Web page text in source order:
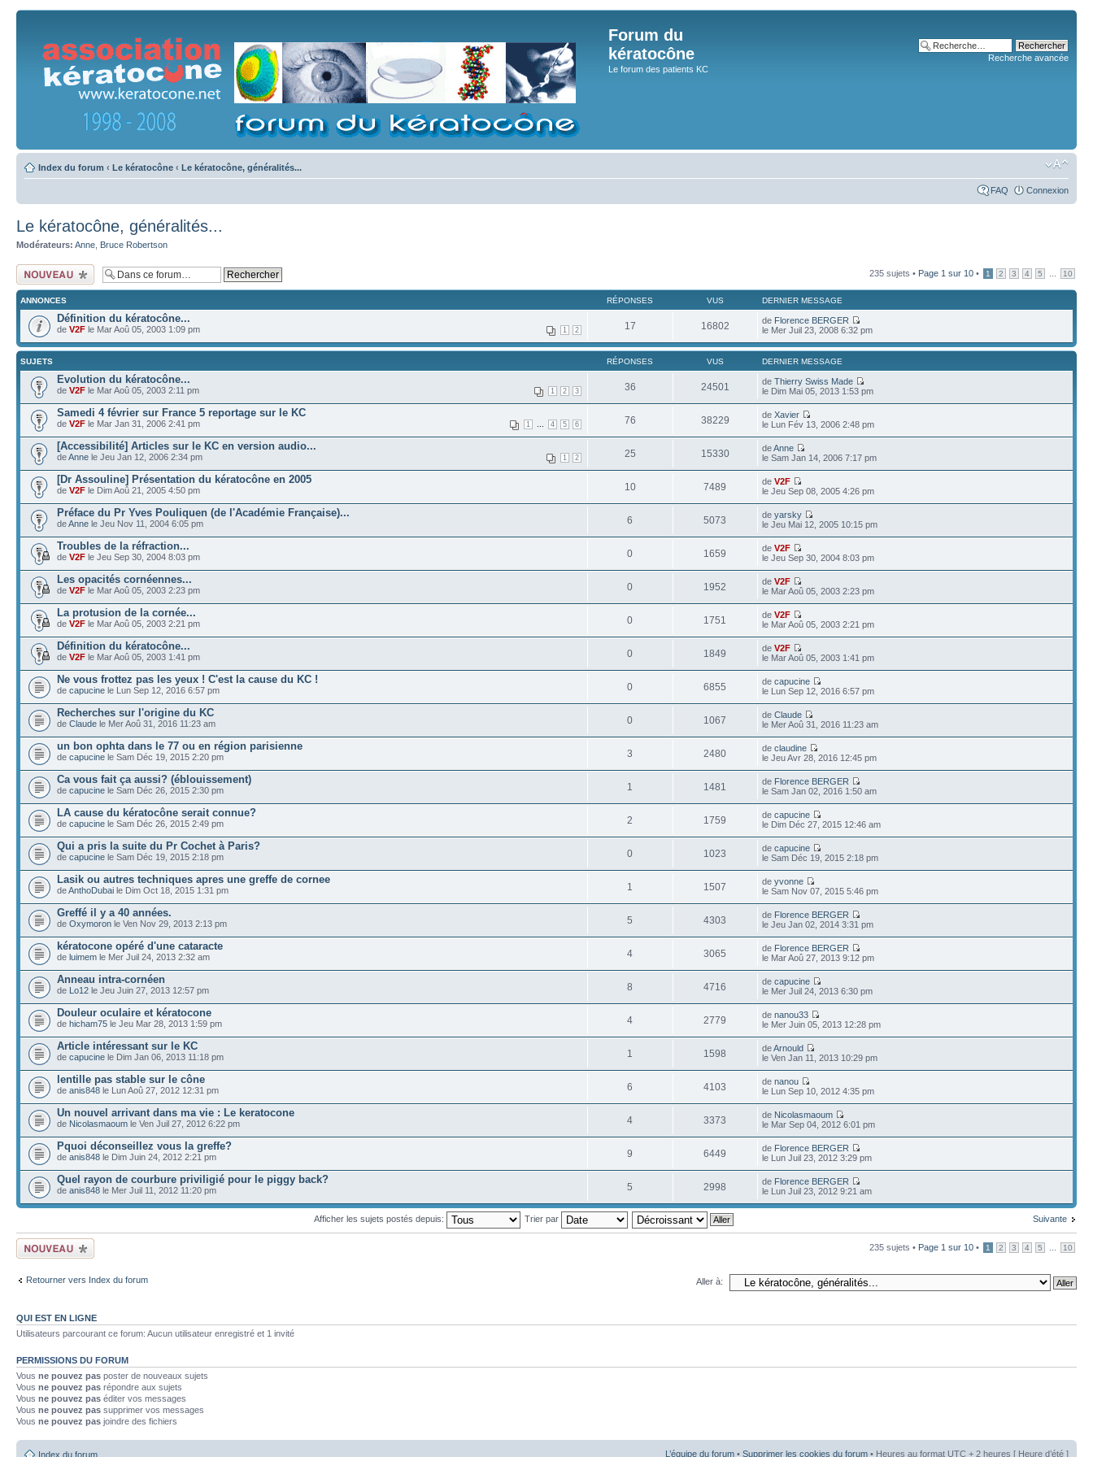
Forum du
kératocône
Le forum des patients KC
Recherche avancée
Index du forum ‹ Le kératocône ‹ Le kératocône, généralités...
FAQ Connexion
Le kératocône, généralités...
Modérateurs: Anne Bruce Robertson
Ecrire un nouveau
sujet
235 sujets • Page 1 sur 10 • 1 2 3 4 5 10
ANNONCES RÉPONSES VUS DERNIER MESSAGE
Définition du kératocône...
1 2
de V2F le Mar Aoû 05, 2003 1:09 pm 17 16802 de Florence BERGER
le Mer Juil 23, 2008 6:32 pm
SUJETS RÉPONSES VUS DERNIER MESSAGE
Evolution du kératocône...
1 2 3
de V2F le Mar Aoû 05, 2003 2:11 pm 36 24501 deThierry Swiss Made
le Dim Mai 05, 2013 1:53 pm
Samedi 4 février sur France 5 reportage sur le KC
1 4 5 6
de V2F le Mar Jan 31, 2006 2:41 pm 76 38229 deXavier
le Lun Fév 13, 2006 2:48 pm
[Accessibilité] Articles sur le KC en version audio...
1 2
deAnne le Jeu Jan 12, 2006 2:34 pm 25 15330 deAnne
le Sam Jan 14, 2006 7:17 pm
[Dr Assouline] Présentation du kératocône en 2005
de V2F le Dim Aoû 21, 2005 4:50 pm 10 7489 deV2F
le Jeu Sep 08, 2005 4:26 pm
Préface du Pr Yves Pouliquen (de l'Académie Française)...
deAnne le Jeu Nov 11, 2004 6:05 pm 6 5073 deyarsky
le Jeu Mai 12, 2005 10:15 pm
Troubles de la réfraction...
de V2F le Jeu Sep 30, 2004 8:03 pm 0 1659 deV2F
le Jeu Sep 30, 2004 8:03 pm
Les opacités cornéennes...
de V2F le Mar Aoû 05, 2003 2:23 pm 0 1952 deV2F
le Mar Aoû 05, 2003 2:23 pm
La protusion de la cornée...
de V2F le Mar Aoû 05, 2003 2:21 pm 0 1751 deV2F
le Mar Aoû 05, 2003 2:21 pm
Définition du kératocône...
de V2F le Mar Aoû 05, 2003 1:41 pm 0 1849 deV2F
le Mar Aoû 05, 2003 1:41 pm
Ne vous frottez pas les yeux ! C'est la cause du KC !
de capucine le Lun Sep 12, 2016 6:57 pm 0 6855 decapucine
le Lun Sep 12, 2016 6:57 pm
Recherches sur l'origine du KC
de Claude le Mer Aoû 31, 2016 11:23 am 0 1067 deClaude
le Mer Aoû 31, 2016 11:23 am
un bon ophta dans le 77 ou en région parisienne
de capucine le Sam Déc 19, 2015 2:20 pm 3 2480 declaudine
le Jeu Avr 28, 2016 12:45 pm
Ca vous fait ça aussi? (éblouissement)
de capucine le Sam Déc 26, 2015 2:30 pm 1 1481 de Florence BERGER
le Sam Jan 02, 2016 1:50 am
LA cause du kératocône serait connue?
de capucine le Sam Déc 26, 2015 2:49 pm 2 1759 decapucine
le Dim Déc 27, 2015 12:46 am
Qui a pris la suite du Pr Cochet à Paris?
de capucine le Sam Déc 19, 2015 2:18 pm 0 1023 decapucine
le Sam Déc 19, 2015 2:18 pm
Lasik ou autres techniques apres une greffe de cornee
deAnthoDubai le Dim Oct 18, 2015 1:31 pm 1 1507 deyvonne
le Sam Nov 07, 2015 5:46 pm
Greffé il y a 40 années.
de Oxymoron le Ven Nov 29, 2013 2:13 pm 5 4303 de Florence BERGER
le Jeu Jan 02, 2014 3:31 pm
kératocone opéré d'une cataracte
de luimem le Mer Juil 24, 2013 2:32 am 4 3065 de Florence BERGER
le Mar Aoû 27, 2013 9:12 pm
Anneau intra-cornéen
de Lo12 le Jeu Juin 27, 2013 12:57 pm 8 4716 decapucine
le Mer Juil 24, 2013 6:30 pm
Douleur oculaire et kératocone
de hicham75 le Jeu Mar 28, 2013 1:59 pm 4 2779 denanou33
le Mer Juin 05, 2013 12:28 pm
Article intéressant sur le KC
de capucine le Dim Jan 06, 2013 11:18 pm 1 1598 deArnould
le Ven Jan 11, 2013 10:29 pm
lentille pas stable sur le cône
de anis848 le Lun Aoû 27, 2012 12:31 pm 6 4103 denanou
le Lun Sep 10, 2012 4:35 pm
Un nouvel arrivant dans ma vie : Le keratocone
de Nicolasmaoum le Ven Juil 27, 2012 6:22 pm 4 3373 de Nicolasmaoum
le Mar Sep 04, 2012 6:01 pm
Pquoi déconseillez vous la greffe?
de anis848 le Dim Juin 24, 2012 2:21 pm 9 6449 de Florence BERGER
le Lun Juil 23, 2012 3:29 pm
Quel rayon de courbure priviligié pour le piggy back?
de anis848 le Mer Juil 11, 2012 11:20 pm 5 2998 de Florence BERGER
le Lun Juil 23, 2012 9:21 am
Suivante
Afficher les sujets postés depuis: Trier par
Ecrire un nouveau
sujet
235 sujets • Page 1 sur 10 • 1 2 3 4 5 10
Retourner vers Index du forum Aller à:
QUI EST EN LIGNE
Utilisateurs parcourant ce forum: Aucun utilisateur enregistré et 1 invité
PERMISSIONS DU FORUM
Vous ne pouvez pas poster de nouveaux sujets
Vous ne pouvez pas répondre aux sujets
Vous ne pouvez pas éditer vos messages
Vous ne pouvez pas supprimer vos messages
Vous ne pouvez pas joindre des fichiers
Index du forum L’équipe du forum • Supprimer les cookies du forum • Heures au format UTC + 2 heures [ Heure d’été ]